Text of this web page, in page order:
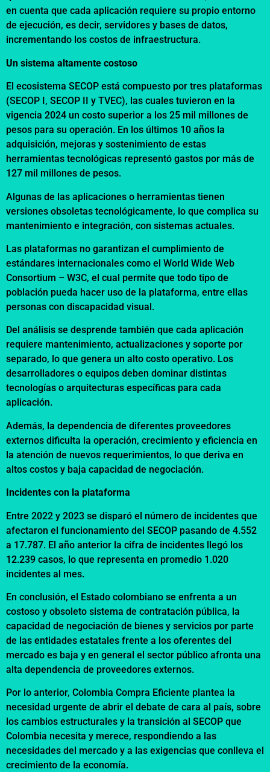
en cuenta que cada aplicación requiere su propio entorno
de ejecución, es decir, servidores y bases de datos,
incrementando los costos de infraestructura.
Un sistema altamente costoso
El ecosistema SECOP está compuesto por tres plataformas
(SECOP I, SECOP II y TVEC), las cuales tuvieron en la
vigencia 2024 un costo superior a los 25 mil millones de
pesos para su operación. En los últimos 10 años la
adquisición, mejoras y sostenimiento de estas
herramientas tecnológicas representó gastos por más de
127 mil millones de pesos.
Algunas de las aplicaciones o herramientas tienen
versiones obsoletas tecnológicamente, lo que complica su
mantenimiento e integración, con sistemas actuales.
Las plataformas no garantizan el cumplimiento de
estándares internacionales como el World Wide Web
Consortium – W3C, el cual permite que todo tipo de
población pueda hacer uso de la plataforma, entre ellas
personas con discapacidad visual.
Del análisis se desprende también que cada aplicación
requiere mantenimiento, actualizaciones y soporte por
separado, lo que genera un alto costo operativo. Los
desarrolladores o equipos deben dominar distintas
tecnologías o arquitecturas específicas para cada
aplicación.
Además, la dependencia de diferentes proveedores
externos dificulta la operación, crecimiento y eficiencia en
la atención de nuevos requerimientos, lo que deriva en
altos costos y baja capacidad de negociación.
Incidentes con la plataforma
Entre 2022 y 2023 se disparó el número de incidentes que
afectaron el funcionamiento del SECOP pasando de 4.552
a 17.787. El año anterior la cifra de incidentes llegó los
12.239 casos, lo que representa en promedio 1.020
incidentes al mes.
En conclusión, el Estado colombiano se enfrenta a un
costoso y obsoleto sistema de contratación pública, la
capacidad de negociación de bienes y servicios por parte
de las entidades estatales frente a los oferentes del
mercado es baja y en general el sector público afronta una
alta dependencia de proveedores externos.
Por lo anterior, Colombia Compra Eficiente plantea la
necesidad urgente de abrir el debate de cara al país, sobre
los cambios estructurales y la transición al SECOP que
Colombia necesita y merece, respondiendo a las
necesidades del mercado y a las exigencias que conlleva el
crecimiento de la economía.